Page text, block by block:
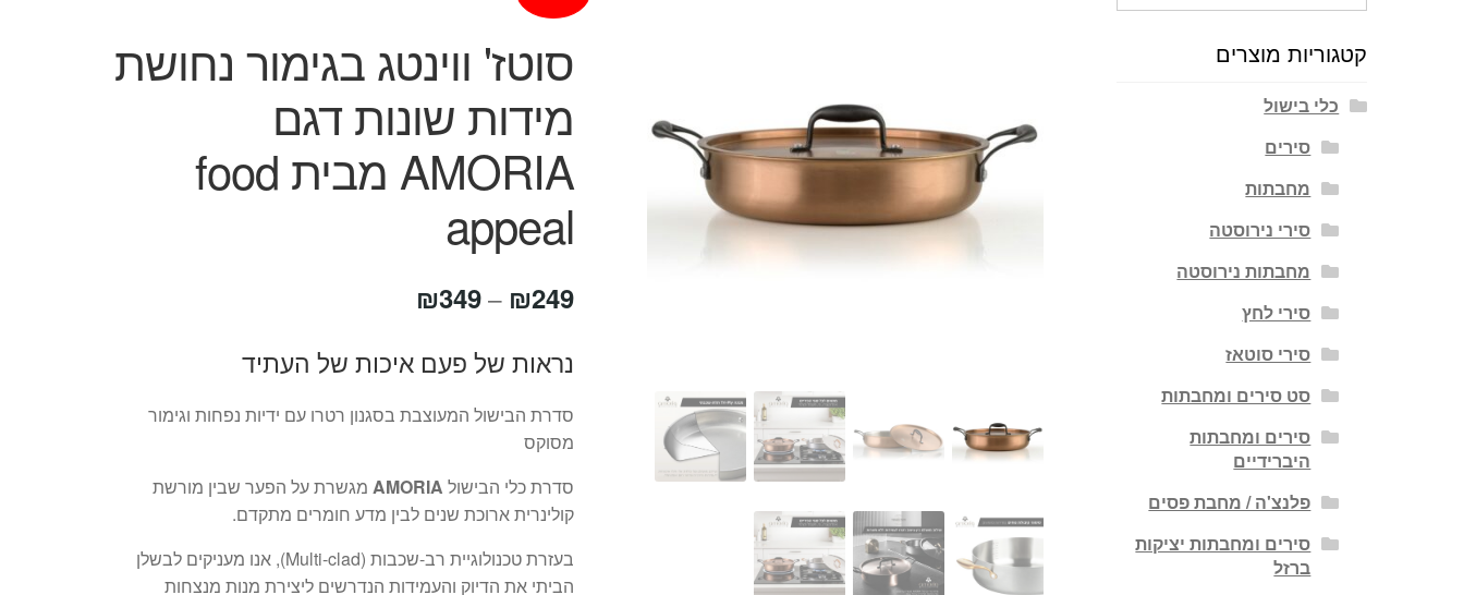
סוטז' ווינטג בגימור נחושת
מידות שונות דגם
AMORIA מבית food
appeal
₪249
–
₪349
עד
נראות של פעם איכות של העתיד
סדרת הבישול המעוצבת בסגנון רטרו עם ידיות נפחות וגימור
מסוקס
סדרת כלי הבישול AMORIA מגשרת על הפער שבין מורשת
קולינרית ארוכת שנים לבין מדע חומרים מתקדם.
בעזרת טכנולוגיית רב-שכבות (Multi-clad), אנו מעניקים לבשלן
הביתי את הדיוק והעמידות הנדרשים ליצירת מנות מנצחות
קטגוריות מוצרים
כלי בישול
סירים
מחבתות
סירי נירוסטה
מחבתות נירוסטה
סירי לחץ
סירי סוטאז
סט סירים ומחבתות
סירים ומחבתות
היברידיים
פלנצ'ה / מחבת פסים
סירים ומחבתות יציקות
ברזל